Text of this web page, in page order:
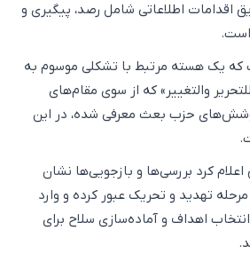
اقدامات اطلاعاتی شامل رصد، پیگیری و
است.
که یک هسته مرتبط با تشکلی موسوم به
والتغییر» که از سوی مقام‌های
حزب بعث معرفی شده، در این
کرد بررسی‌ها و بازجویی‌ها نشان
تهدید و تحریک عبور کرده و وارد
اهداف و آماده‌سازی سلاح برای